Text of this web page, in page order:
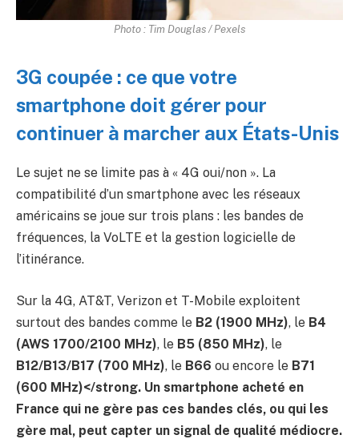
Photo : Tim Douglas / Pexels
3G coupée : ce que votre
smartphone doit gérer pour
continuer à marcher aux États-Unis
Le sujet ne se limite pas à « 4G oui/non ». La
compatibilité d’un smartphone avec les réseaux
américains se joue sur trois plans : les bandes de
fréquences, la VoLTE et la gestion logicielle de
l’itinérance.
Sur la 4G, AT&T, Verizon et T-Mobile exploitent
surtout des bandes comme le B2 (1900 MHz), le B4
(AWS 1700/2100 MHz), le B5 (850 MHz), le
B12/B13/B17 (700 MHz), le B66 ou encore le B71
(600 MHz)</strong. Un smartphone acheté en
France qui ne gère pas ces bandes clés, ou qui les
gère mal, peut capter un signal de qualité médiocre.